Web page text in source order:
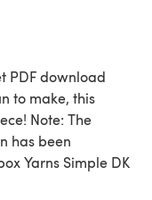
PDF download
to make, this
The
has been
Yarns Simple DK